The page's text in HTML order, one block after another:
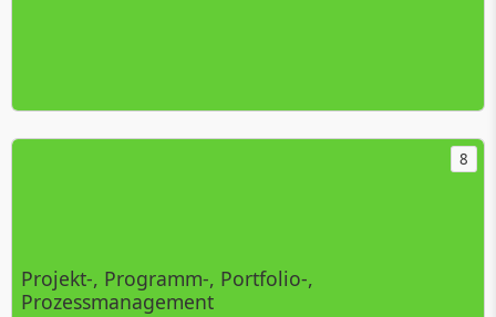
8
Projekt-, Programm-, Portfolio-,
Prozessmanagement